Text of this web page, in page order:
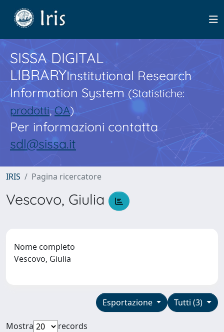
SISSA DIGITAL
LIBRARYInstitutional Research
Information System(Statistiche:
prodotti,OA)
Per informazioni contatta
sdl@sissa.it
IRIS Pagina ricercatore
Vescovo, Giulia
Nome completo
Vescovo, Giulia
Tutti (3)
Esportazione
Mostra
records